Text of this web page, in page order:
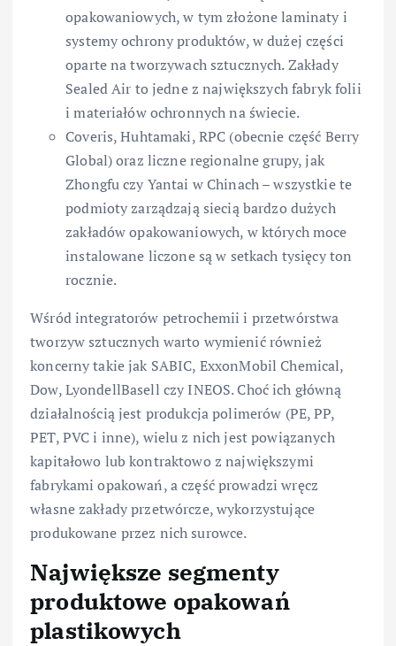
opakowaniowych, w tym złożone laminaty i
systemy ochrony produktów, w dużej części
oparte na tworzywach sztucznych. Zakłady
Sealed Air to jedne z największych fabryk folii
i materiałów ochronnych na świecie.
Coveris, Huhtamaki, RPC (obecnie część Berry
Global) oraz liczne regionalne grupy, jak
Zhongfu czy Yantai w Chinach – wszystkie te
podmioty zarządzają siecią bardzo dużych
zakładów opakowaniowych, w których moce
instalowane liczone są w setkach tysięcy ton
rocznie.
Wśród integratorów petrochemii i przetwórstwa
tworzyw sztucznych warto wymienić również
koncerny takie jak SABIC, ExxonMobil Chemical,
Dow, LyondellBasell czy INEOS. Choć ich główną
działalnością jest produkcja polimerów (PE, PP,
PET, PVC i inne), wielu z nich jest powiązanych
kapitałowo lub kontraktowo z największymi
fabrykami opakowań, a część prowadzi wręcz
własne zakłady przetwórcze, wykorzystujące
produkowane przez nich surowce.
Największe segmenty
produktowe opakowań
plastikowych